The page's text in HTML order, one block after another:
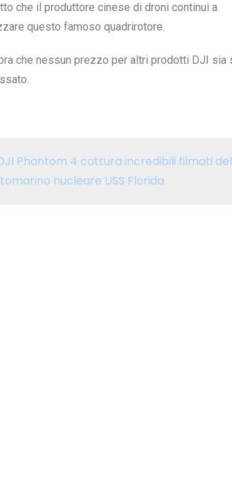
che il produttore cinese di droni continui a
questo famoso quadrirotore.
che nessun prezzo per altri prodotti DJI sia
Phantom 4 cattura incredibili filmati del
nucleare USS Florida